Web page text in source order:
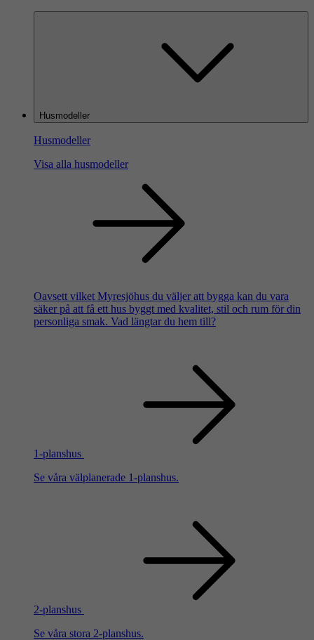
Husmodeller
Husmodeller
Visa alla husmodeller
Oavsett vilket Myresjöhus du väljer att bygga kan du vara
säker på att få ett hus byggt med kvalitet, stil och rum för din
personliga smak. Vad längtar du hem till?
1-planshus
Se våra välplanerade 1-planshus.
2-planshus
Se våra stora 2-planshus.